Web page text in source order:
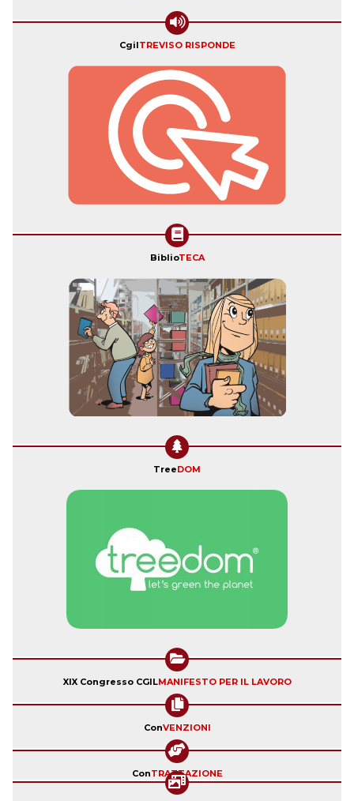
CgilTREVISO RISPONDE
BiblioTECA
TreeDOM
XIX Congresso CGILMANIFESTO PER IL LAVORO
ConVENZIONI
ConTRATTAZIONE